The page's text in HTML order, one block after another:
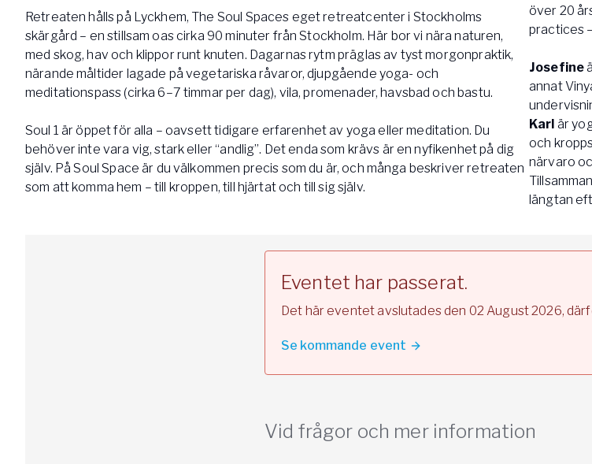
Retreaten hålls på Lyckhem, The Soul Spaces eget retreatcenter i Stockholms
skärgård – en stillsam oas cirka 90 minuter från Stockholm. Här bor vi nära naturen,
med skog, hav och klippor runt knuten. Dagarnas rytm präglas av tyst morgonpraktik,
närande måltider lagade på vegetariska råvaror, djupgående yoga- och
meditationspass (cirka 6–7 timmar per dag), vila, promenader, havsbad och bastu.
Soul 1 är öppet för alla – oavsett tidigare erfarenhet av yoga eller meditation. Du
behöver inte vara vig, stark eller “andlig”. Det enda som krävs är en nyfikenhet på dig
själv. På Soul Space är du välkommen precis som du är, och många beskriver retreaten
som att komma hem – till kroppen, till hjärtat och till sig själv.
över 20
practices
Josefine
annat
Karl är
och
närvaro
längtan
Eventet har passerat.
Det här eventet avslutades den 02 August 2026,
Se kommande event
Vid frågor och mer information